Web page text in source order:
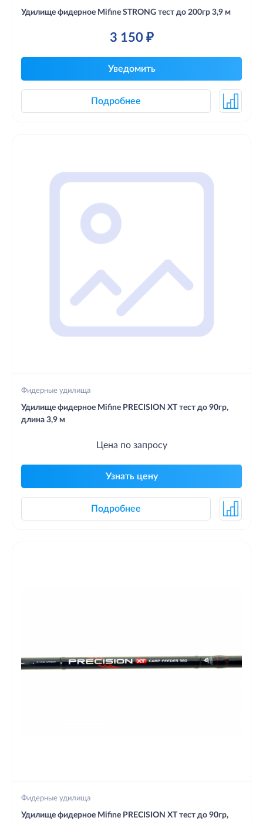
Удилище фидерное Mifine STRONG тест до 200гр 3,9 м
3 150 ₽
Уведомить
Подробнее
Фидерные удилища
Удилище фидерное Mifine PRECISION XT тест до 90гр,
длина 3,9 м
Цена по запросу
Узнать цену
Подробнее
Фидерные удилища
Удилище фидерное Mifine PRECISION XT тест до 90гр,